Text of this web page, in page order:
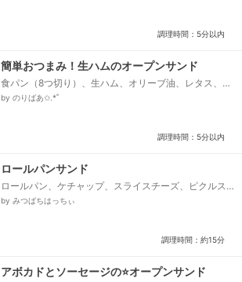
調理時間：5分以内
簡単おつまみ！生ハムのオープンサンド
食パン（8つ切り）、生ハム、オリーブ油、レタス、玉
ねぎ、A、マヨネーズ、A、粒マスタード
by のりばあ✩.*˚
調理時間：5分以内
ロールパンサンド
ロールパン、ケチャップ、スライスチーズ、ピクルス
(id、1620034833)、ベビーリーフ、ウインナー又はハ
by みつばちはっちぃ
調理時間：約15分
アボカドとソーセージの⭐オープンサンド